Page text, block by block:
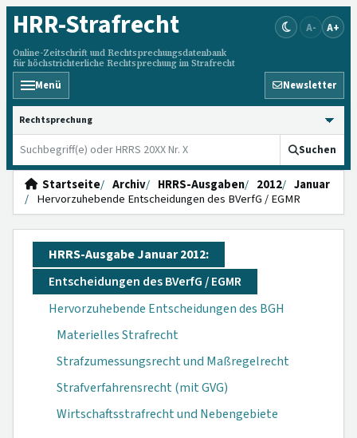
HRR-Strafrecht
Online-Zeitschrift und Rechtsprechungsdatenbank
für höchstrichterliche Rechtsprechung im Strafrecht
A- A+
Menü Newsletter
HRRS durchsuchen
Suchen
Startseite Archiv HRRS-Ausgaben 2012
Januar
Hervorzuhebende Entscheidungen des BVerfG / EGMR
HRRS-Ausgabe Januar 2012:
Entscheidungen des BVerfG / EGMR
Hervorzuhebende Entscheidungen des BGH
Materielles Strafrecht
Strafzumessungsrecht und Maßregelrecht
Strafverfahrensrecht (mit GVG)
Wirtschaftsstrafrecht und Nebengebiete